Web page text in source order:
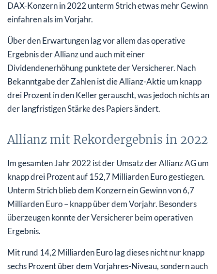
DAX-Konzern in 2022 unterm Strich etwas mehr Gewinn
einfahren als im Vorjahr.
Über den Erwartungen lag vor allem das operative
Ergebnis der Allianz und auch mit einer
Dividendenerhöhung punktete der Versicherer. Nach
Bekanntgabe der Zahlen ist die Allianz-Aktie um knapp
drei Prozent in den Keller gerauscht, was jedoch nichts an
der langfristigen Stärke des Papiers ändert.
Allianz mit Rekordergebnis in 2022
Im gesamten Jahr 2022 ist der Umsatz der Allianz AG um
knapp drei Prozent auf 152,7 Milliarden Euro gestiegen.
Unterm Strich blieb dem Konzern ein Gewinn von 6,7
Milliarden Euro – knapp über dem Vorjahr. Besonders
überzeugen konnte der Versicherer beim operativen
Ergebnis.
Mit rund 14,2 Milliarden Euro lag dieses nicht nur knapp
sechs Prozent über dem Vorjahres-Niveau, sondern auch